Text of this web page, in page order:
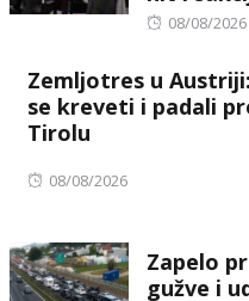
Posted
08/08/2026
Zemljotres u
se kreveti i padali
Tirolu
Posted
08/08/2026
Zapelo
gužve i